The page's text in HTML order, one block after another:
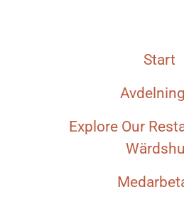
Start
Explore Our